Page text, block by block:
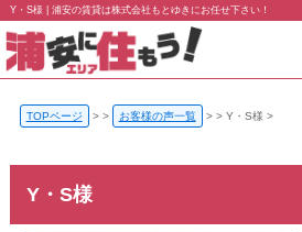
Y・S様 | 浦安の賃貸は株式会社もとゆきにお任せ下さい！
TOPページ > お客様の声一覧 > Y・S様
Y・S様